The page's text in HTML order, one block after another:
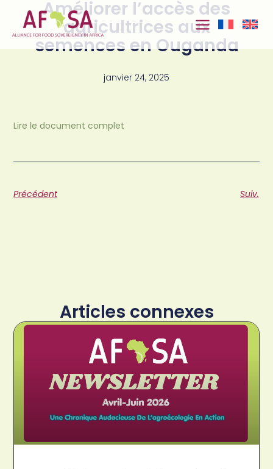
contenu
Améliorer l’accès des
agricultrices aux
semences en Ouganda
janvier 24, 2025
Lire le document complet
Précédent Suiv.
Articles connexes